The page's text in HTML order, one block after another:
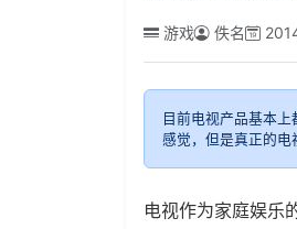
游戏 佚名
目前电视产品基本
感觉，但是真正的电
电视作为家庭娱乐